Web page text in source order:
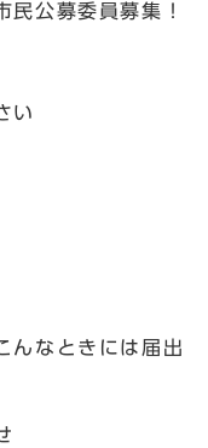
公募委員募集！
い
んなときには届出